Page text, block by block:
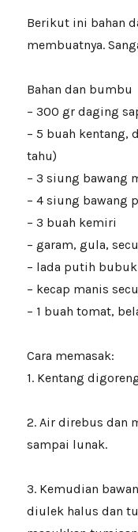
Berikut ini bahan
membuatnya.
Bahan dan bumbu
– 300 gr daging
– 5 buah kentang,
tahu)
– 3 siung bawang
– 4 siung bawang
– 3 buah kemiri
– garam, gula,
– lada putih
– kecap manis
– 1 buah tomat,
Cara memasak:
1. Kentang
2. Air direbus dan
sampai lunak.
3. Kemudian
diulek halus dan